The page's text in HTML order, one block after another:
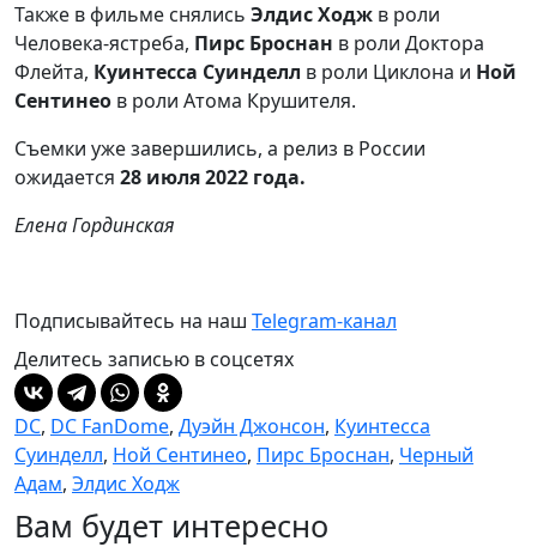
Также в фильме снялись Элдис Ходж в роли
Человека-ястреба, Пирс Броснан в роли Доктора
Флейта, Куинтесса Суинделл в роли Циклона и Ной
Сентинео в роли Атома Крушителя.
Съемки уже завершились, а релиз в России
ожидается 28 июля 2022 года.
Елена Гординская
Подписывайтесь на наш Telegram-канал
Делитесь записью в соцсетях
DC, DC FanDome, Дуэйн Джонсон, Куинтесса
Суинделл, Ной Сентинео, Пирс Броснан, Черный
Адам, Элдис Ходж
Вам будет интересно